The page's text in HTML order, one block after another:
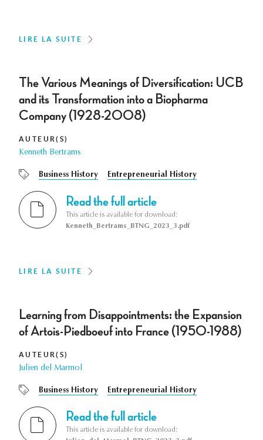
LIRE LA SUITE
The Various Meanings of Diversification: UCB
and its Transformation into a Biopharma
Company (1928-2008)
AUTEUR(S)
Kenneth Bertrams
Business History Entrepreneurial History
Read the full article
This article is available for download:
Kenneth_Bertrams_BTNG_2023_3.pdf
LIRE LA SUITE
Learning from Disappointments: the Expansion
of Artois-Piedboeuf into France (1950-1988)
AUTEUR(S)
Julien del Marmol
Business History Entrepreneurial History
Read the full article
This article is available for download: